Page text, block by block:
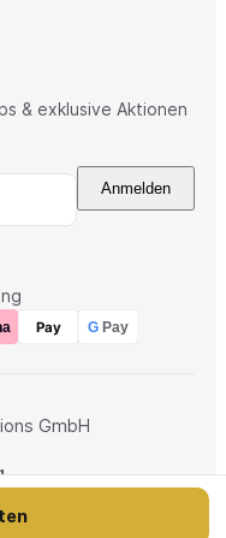
& exklusive Aktionen
Anmelden
Pay GPay
GmbH